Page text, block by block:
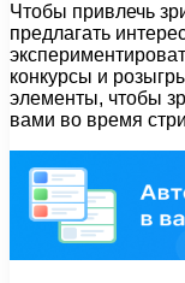
Чтобы привлечь
предлагать
конкурсы и
элементы, чтобы
вами во время